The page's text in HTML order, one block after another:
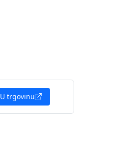
U trgovinu